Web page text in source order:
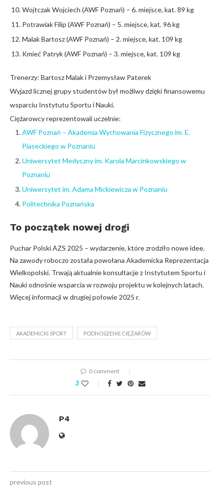
Wojtczak Wojciech (AWF Poznań) – 6. miejsce, kat. 89 kg
Potrawiak Filip (AWF Poznań) – 5. miejsce, kat. 96 kg
Malak Bartosz (AWF Poznań) – 2. miejsce, kat. 109 kg
Kmieć Patryk (AWF Poznań) – 3. miejsce, kat. 109 kg
Trenerzy: Bartosz Malak i Przemysław Paterek
Wyjazd licznej grupy studentów był możliwy dzięki finansowemu
wsparciu Instytutu Sportu i Nauki.
Ciężarowcy reprezentowali uczelnie:
AWF Poznań – Akademia Wychowania Fizycznego im. E.
Piaseckiego w Poznaniu
Uniwersytet Medyczny im. Karola Marcinkowskiego w
Poznaniu
Uniwersytet im. Adama Mickiewicza w Poznaniu
Politechnika Poznańska
To początek nowej drogi
Puchar Polski AZS 2025 – wydarzenie, które zrodziło nowe idee.
Na zawody roboczo została powołana Akademicka Reprezentacja
Wielkopolski. Trwają aktualnie konsultacje z Instytutem Sportu i
Nauki odnośnie wsparcia w rozwoju projektu w kolejnych latach.
Więcej informacji w drugiej połowie 2025 r.
AKADEMICKI SPORT PODNOSZENIE CIĘŻARÓW
0 comment
3
P4
previous post